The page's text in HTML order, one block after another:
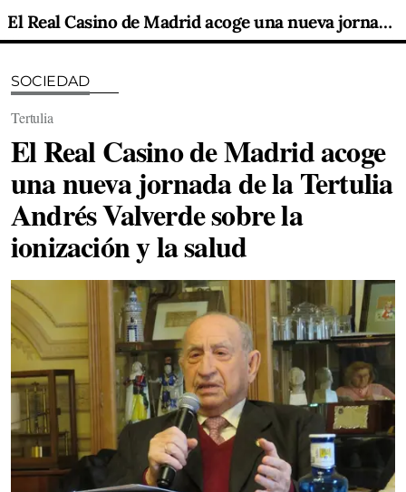
El Real Casino de Madrid acoge una nueva jornada de la Tertulia Andrés Valverde sobre la ionización y la salud
SOCIEDAD
Tertulia
El Real Casino de Madrid acoge
una nueva jornada de la Tertulia
Andrés Valverde sobre la
ionización y la salud